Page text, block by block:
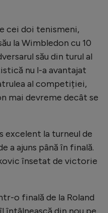
cei doi tenismeni,
la Wimbledon cu 10
său din turul al
nu l-a avantajat
al competiției,
mai devreme decât se
excelent la turneul de
a ajuns până în finală.
însetat de victorie
o finală de la Roland